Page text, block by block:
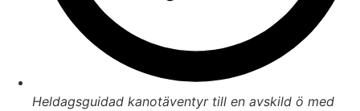
Heldagsguidad kanotäventyr till en avskild ö med